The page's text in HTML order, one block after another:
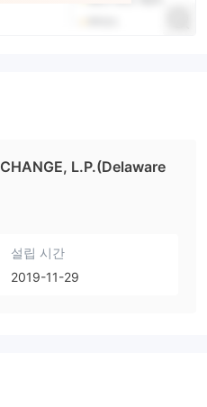
L.P.(Delaware
설립 시간
2019-11-29